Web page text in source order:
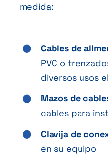
medida:
Cables de
PVC o
diversos usos
Mazos de
cables para
Clavija de
en su equipo